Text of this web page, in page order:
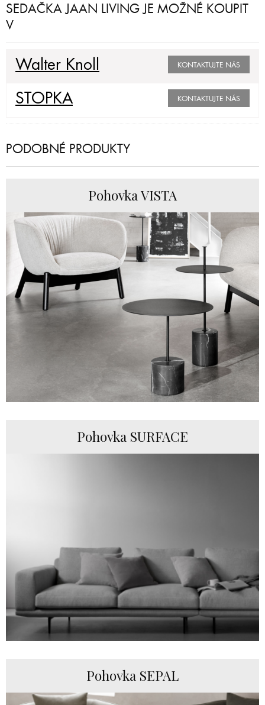
SEDAČKA JAAN LIVING JE MOŽNÉ KOUPIT
V
Walter Knoll KONTAKTUJTE NÁS
STOPKA KONTAKTUJTE NÁS
PODOBNÉ PRODUKTY
Pohovka VISTA
Pohovka SURFACE
Pohovka SEPAL